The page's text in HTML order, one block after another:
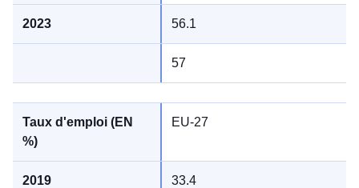
56.1
57
EU-27
33.4